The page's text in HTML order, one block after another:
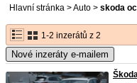
Hlavní stránka >Auto > skoda
1-2 inzerátů z 2
Nové inzeráty e-mailem